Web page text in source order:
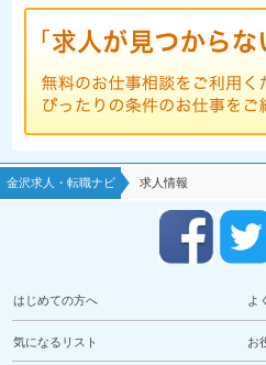
金沢求人・転職ナビ 求人情報
はじめての方へ よ
気になるリスト お